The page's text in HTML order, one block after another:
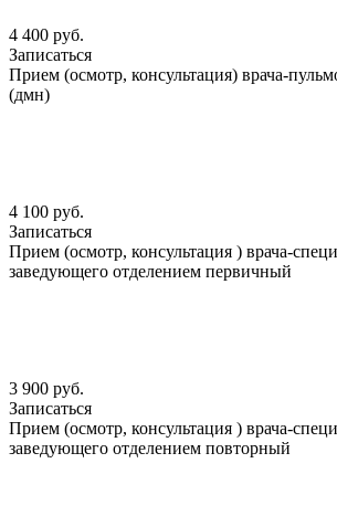
4 400 руб.
Записаться
Прием (осмотр, консультация) врача-
(дмн)
4 100 руб.
Записаться
Прием (осмотр, консультация ) врача-
заведующего отделением первичный
3 900 руб.
Записаться
Прием (осмотр, консультация ) врача-
заведующего отделением повторный